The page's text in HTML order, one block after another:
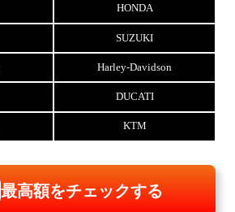
HONDA
SUZUKI
Harley-Davidson
DUCATI
KTM
最高額をチェックする